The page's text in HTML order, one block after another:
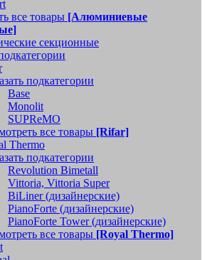
все товары [Алюминиевые
секционные
подкатегории
Base
Monolit
SUPReMO
все товары [Rifar]
Thermo
подкатегории
Revolution Bimetall
Vittoria, Vittoria Super
BiLiner (дизайнерские)
PianoForte (дизайнерские)
PianoForte Tower (дизайнерские)
все товары [Royal Thermo]